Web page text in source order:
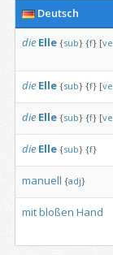
Deutsch
die Elle {sub} {f} [
die Elle {sub} {f} [
die Elle {sub} {f} [
die Elle {sub} {f}
manuell {adj}
mitbloßen Hand